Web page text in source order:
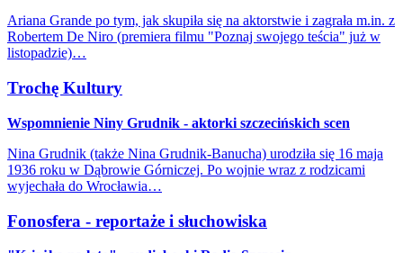
Ariana Grande po tym, jak skupiła się na aktorstwie i zagrała m.in. z
Robertem De Niro (premiera filmu "Poznaj swojego teścia" już w
listopadzie)…
Trochę Kultury
Wspomnienie Niny Grudnik - aktorki szczecińskich scen
Nina Grudnik (także Nina Grudnik-Banucha) urodziła się 16 maja
1936 roku w Dąbrowie Górniczej. Po wojnie wraz z rodzicami
wyjechała do Wrocławia…
Fonosfera - reportaże i słuchowiska